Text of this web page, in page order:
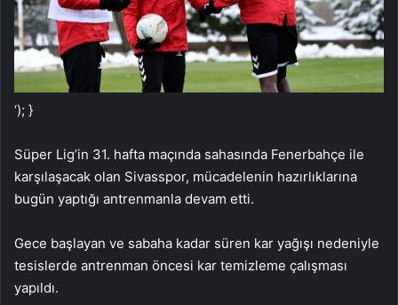
‘); }
Süper Lig’in 31. hafta maçında sahasında Fenerbahçe ile
karşılaşacak olan Sivasspor, mücadelenin hazırlıklarına
bugün yaptığı antrenmanla devam etti.
Gece başlayan ve sabaha kadar süren kar yağışı nedeniyle
tesislerde antrenman öncesi kar temizleme çalışması
yapıldı.